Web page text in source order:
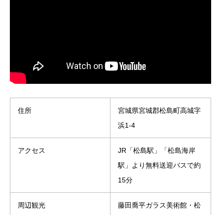
住所
宮城県宮城郡松島町高城字
浜1-4
アクセス
JR「松島駅」「松島海岸
駅」より無料送迎バスで約
15分
周辺観光
藤田喬平ガラス美術館・松